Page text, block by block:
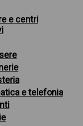
e centri
e telefonia